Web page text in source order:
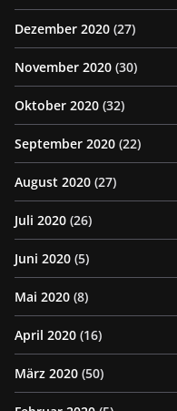
Dezember 2020 (27)
November 2020 (30)
Oktober 2020 (32)
September 2020 (22)
August 2020 (27)
Juli 2020 (26)
Juni 2020 (5)
Mai 2020 (8)
April 2020 (16)
März 2020 (50)